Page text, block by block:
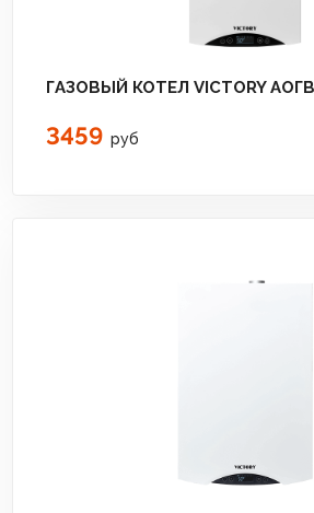
ГАЗОВЫЙ КОТЕЛ VICTORY
3459 руб